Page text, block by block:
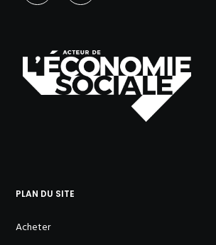
PLAN DU SITE
Acheter